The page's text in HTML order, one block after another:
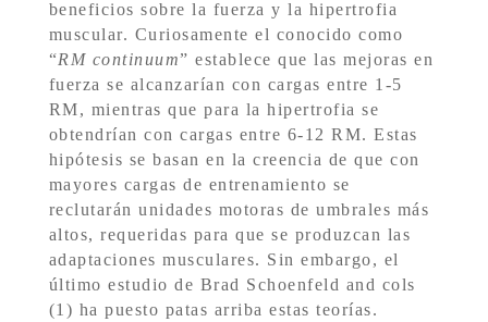
beneficios sobre la fuerza y la hipertrofia
muscular. Curiosamente el conocido como
“RM continuum” establece que las mejoras en
fuerza se alcanzarían con cargas entre 1-5
RM, mientras que para la hipertrofia se
obtendrían con cargas entre 6-12 RM. Estas
hipótesis se basan en la creencia de que con
mayores cargas de entrenamiento se
reclutarán unidades motoras de umbrales más
altos, requeridas para que se produzcan las
adaptaciones musculares. Sin embargo, el
último estudio de Brad Schoenfeld and cols
(1) ha puesto patas arriba estas teorías.